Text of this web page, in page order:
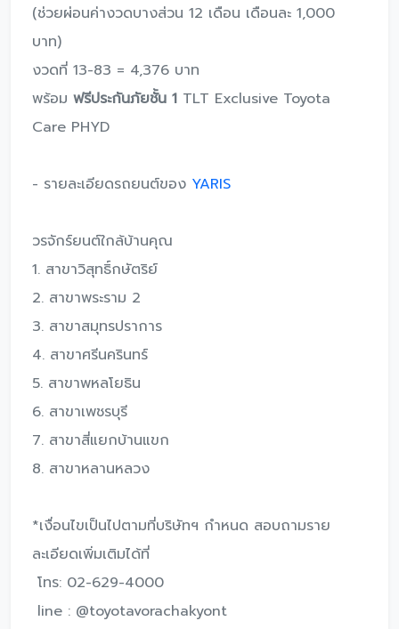
(ช่วยผ่อนค่างวดบางส่วน 12 เดือน เดือนละ 1,000
บาท)
งวดที่ 13-83 = 4,376 บาท
พร้อม ฟรีประกันภัยชั้น 1 TLT Exclusive Toyota
Care PHYD
- รายละเอียดรถยนต์ของ YARIS
วรจักร์ยนต์ใกล้บ้านคุณ
1. สาขาวิสุทธิ์กษัตริย์
2. สาขาพระราม 2
3. สาขาสมุทรปราการ
4. สาขาศรีนครินทร์
5. สาขาพหลโยธิน
6. สาขาเพชรบุรี
7. สาขาสี่แยกบ้านแขก
8. สาขาหลานหลวง
*เงื่อนไขเป็นไปตามที่บริษัทฯ กําหนด สอบถามราย
ละเอียดเพิ่มเติมได้ที่
โทร: 02-629-4000
line : @toyotavorachakyont